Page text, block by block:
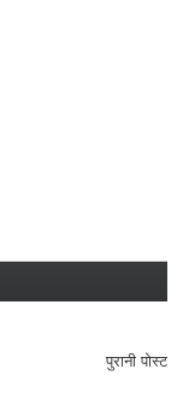
पुरानी पोस्ट